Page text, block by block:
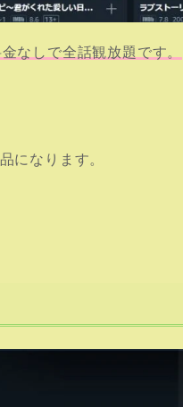
なしで全話観放題です。
になります。